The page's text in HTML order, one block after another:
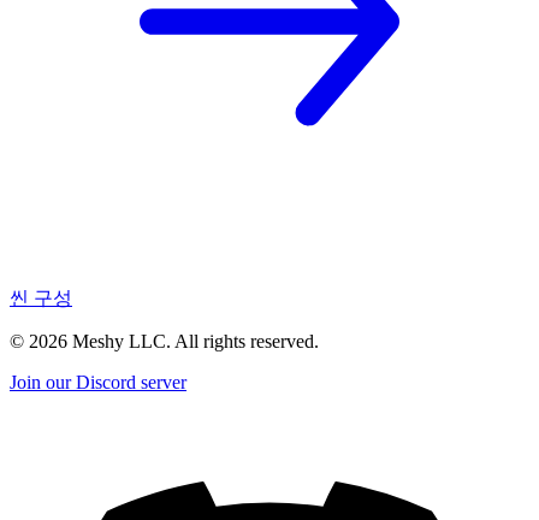
씬 구성
© 2026 Meshy LLC. All rights reserved.
Join our Discord server